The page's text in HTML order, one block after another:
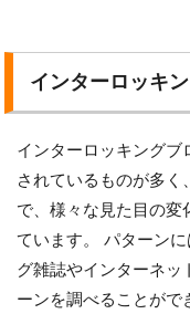
インターロッキ
インターロッキングブ
されているものが多く
で、様々な見た目の変
ています。 パターン
グ雑誌やインターネッ
ーンを調べることがで